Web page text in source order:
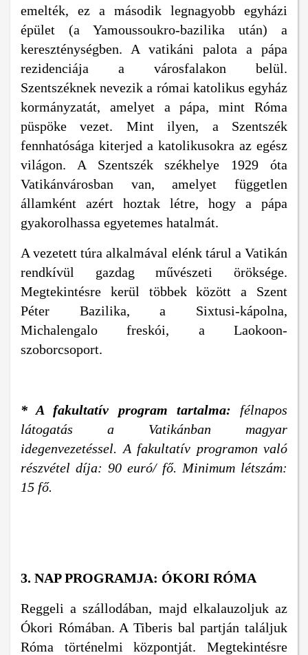
emelték, ez a második legnagyobb egyházi
épület (a Yamoussoukro-bazilika után) a
kereszténységben. A vatikáni palota a pápa
rezidenciája a városfalakon belül.
Szentszéknek nevezik a római katolikus egyház
kormányzatát, amelyet a pápa, mint Róma
püspöke vezet. Mint ilyen, a Szentszék
fennhatósága kiterjed a katolikusokra az egész
világon. A Szentszék székhelye 1929 óta
Vatikánvárosban van, amelyet független
államként azért hoztak létre, hogy a pápa
gyakorolhassa egyetemes hatalmát.
A vezetett túra alkalmával elénk tárul a Vatikán
rendkívül gazdag művészeti öröksége.
Megtekintésre kerül többek között a Szent
Péter Bazilika, a Sixtusi-kápolna,
Michalengalo freskói, a Laokoon-
szoborcsoport.
* A fakultatív program tartalma:
félnapos
látogatás a Vatikánban magyar
idegenvezetéssel. A fakultatív programon való
részvétel díja: 90 euró/ fő. Minimum létszám:
15 fő.
3. NAP PROGRAMJA: ÓKORI RÓMA
Reggeli a szállodában, majd elkalauzoljuk az
Ókori Rómában. A Tiberis bal partján találjuk
Róma történelmi központját. Megtekintésre